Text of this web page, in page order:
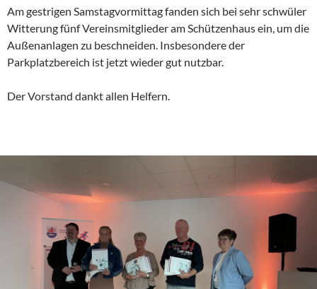
Am gestrigen Samstagvormittag fanden sich bei sehr schwüler
Witterung fünf Vereinsmitglieder am Schützenhaus ein, um die
Außenanlagen zu beschneiden. Insbesondere der
Parkplatzbereich ist jetzt wieder gut nutzbar.
Der Vorstand dankt allen Helfern.